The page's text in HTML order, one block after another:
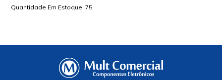
Quantidade Em Estoque:75